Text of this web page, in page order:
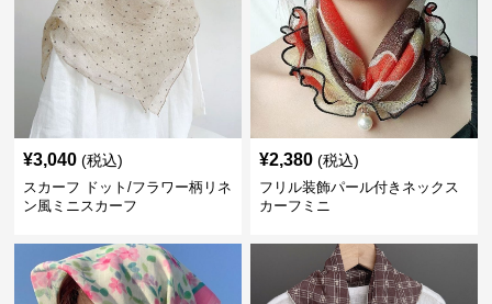
¥3,040 (税込)
スカーフ ドット/フラワー柄リネ
ン風ミニスカーフ
¥2,380 (税込)
フリル装飾パール付きネックス
カーフミニ